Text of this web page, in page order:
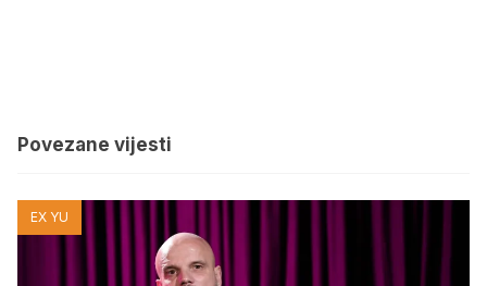
Povezane vijesti
EX YU